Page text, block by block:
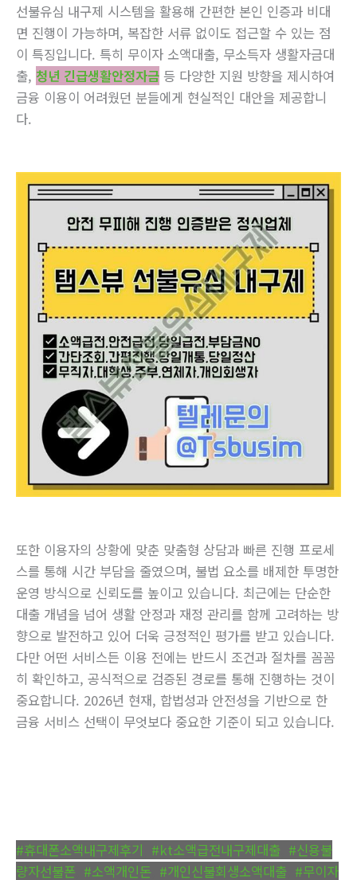
선불유심 내구제 시스템을 활용해 간편한 본인 인증과 비대
면 진행이 가능하며, 복잡한 서류 없이도 접근할 수 있는 점
이 특징입니다. 특히 무이자 소액대출, 무소득자 생활자금대
출, 청년 긴급생활안정자금 등 다양한 지원 방향을 제시하여
금융 이용이 어려웠던 분들에게 현실적인 대안을 제공합니
다.
또한 이용자의 상황에 맞춘 맞춤형 상담과 빠른 진행 프로세
스를 통해 시간 부담을 줄였으며, 불법 요소를 배제한 투명한
운영 방식으로 신뢰도를 높이고 있습니다. 최근에는 단순한
대출 개념을 넘어 생활 안정과 재정 관리를 함께 고려하는 방
향으로 발전하고 있어 더욱 긍정적인 평가를 받고 있습니다.
다만 어떤 서비스든 이용 전에는 반드시 조건과 절차를 꼼꼼
히 확인하고, 공식적으로 검증된 경로를 통해 진행하는 것이
중요합니다. 2026년 현재, 합법성과 안전성을 기반으로 한
금융 서비스 선택이 무엇보다 중요한 기준이 되고 있습니다.
#휴대폰소액내구제후기 #kt소액급전내구제대출 #신용불
량자선불폰 #소액개인돈 #개인신불회생소액대출 #무이자